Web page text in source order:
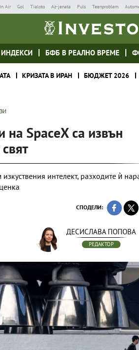
Air Gol Tialoto Az-jenata Puls Teenproblem
ИНДЕКСИ БФБ В РЕАЛНО ВРЕМЕ
КРИЗАТА В ИРАН БЮДЖЕТ 2026
SpaceX са извън
интелект, разходите ѝ
СПОДЕЛИ:
ДЕСИСЛАВА ПОПОВА
РЕДАКТОР